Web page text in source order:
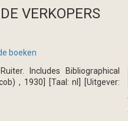
VERKOPERS
boeken
Includes Bibliographical
, 1930] [Taal: nl] [Uitgever: